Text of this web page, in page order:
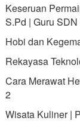
Keseruan
S.Pd | Guru
Hobi dan
Rekayasa
Cara Merawat
2
Wisata Kuliner |